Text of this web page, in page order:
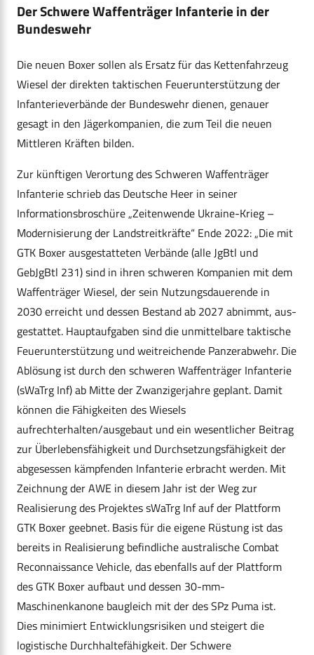
Der Schwere Waffenträger Infanterie in der
Bundeswehr
Die neuen Boxer sollen als Ersatz für das Kettenfahrzeug
Wiesel der direkten taktischen Feuerunterstützung der
Infanterieverbände der Bundeswehr dienen, genauer
gesagt in den Jägerkompanien, die zum Teil die neuen
Mittleren Kräften bilden.
Zur künftigen Verortung des Schweren Waffenträger
Infanterie schrieb das Deutsche Heer in seiner
Informationsbroschüre „Zeitenwende Ukraine-Krieg –
Modernisierung der Landstreitkräfte“ Ende 2022: „Die mit
GTK Boxer ausgestatteten Verbände (alle JgBtl und
GebJgBtl 231) sind in ihren schweren Kompanien mit dem
Waffenträger Wiesel, der sein Nutzungsdauerende in
2030 erreicht und dessen Bestand ab 2027 abnimmt, aus-
gestattet. Hauptaufgaben sind die unmittelbare taktische
Feuerunterstützung und weitreichende Panzerabwehr. Die
Ablösung ist durch den schweren Waffenträger Infanterie
(sWaTrg Inf) ab Mitte der Zwanzigerjahre geplant. Damit
können die Fähigkeiten des Wiesels
aufrechterhalten/ausgebaut und ein wesentlicher Beitrag
zur Überlebensfähigkeit und Durchsetzungsfähigkeit der
abgesessen kämpfenden Infanterie erbracht werden. Mit
Zeichnung der AWE in diesem Jahr ist der Weg zur
Realisierung des Projektes sWaTrg Inf auf der Plattform
GTK Boxer geebnet. Basis für die eigene Rüstung ist das
bereits in Realisierung befindliche australische Combat
Reconnaissance Vehicle, das ebenfalls auf der Plattform
des GTK Boxer aufbaut und dessen 30-mm-
Maschinenkanone baugleich mit der des SPz Puma ist.
Dies minimiert Entwicklungsrisiken und steigert die
logistische Durchhaltefähigkeit. Der Schwere